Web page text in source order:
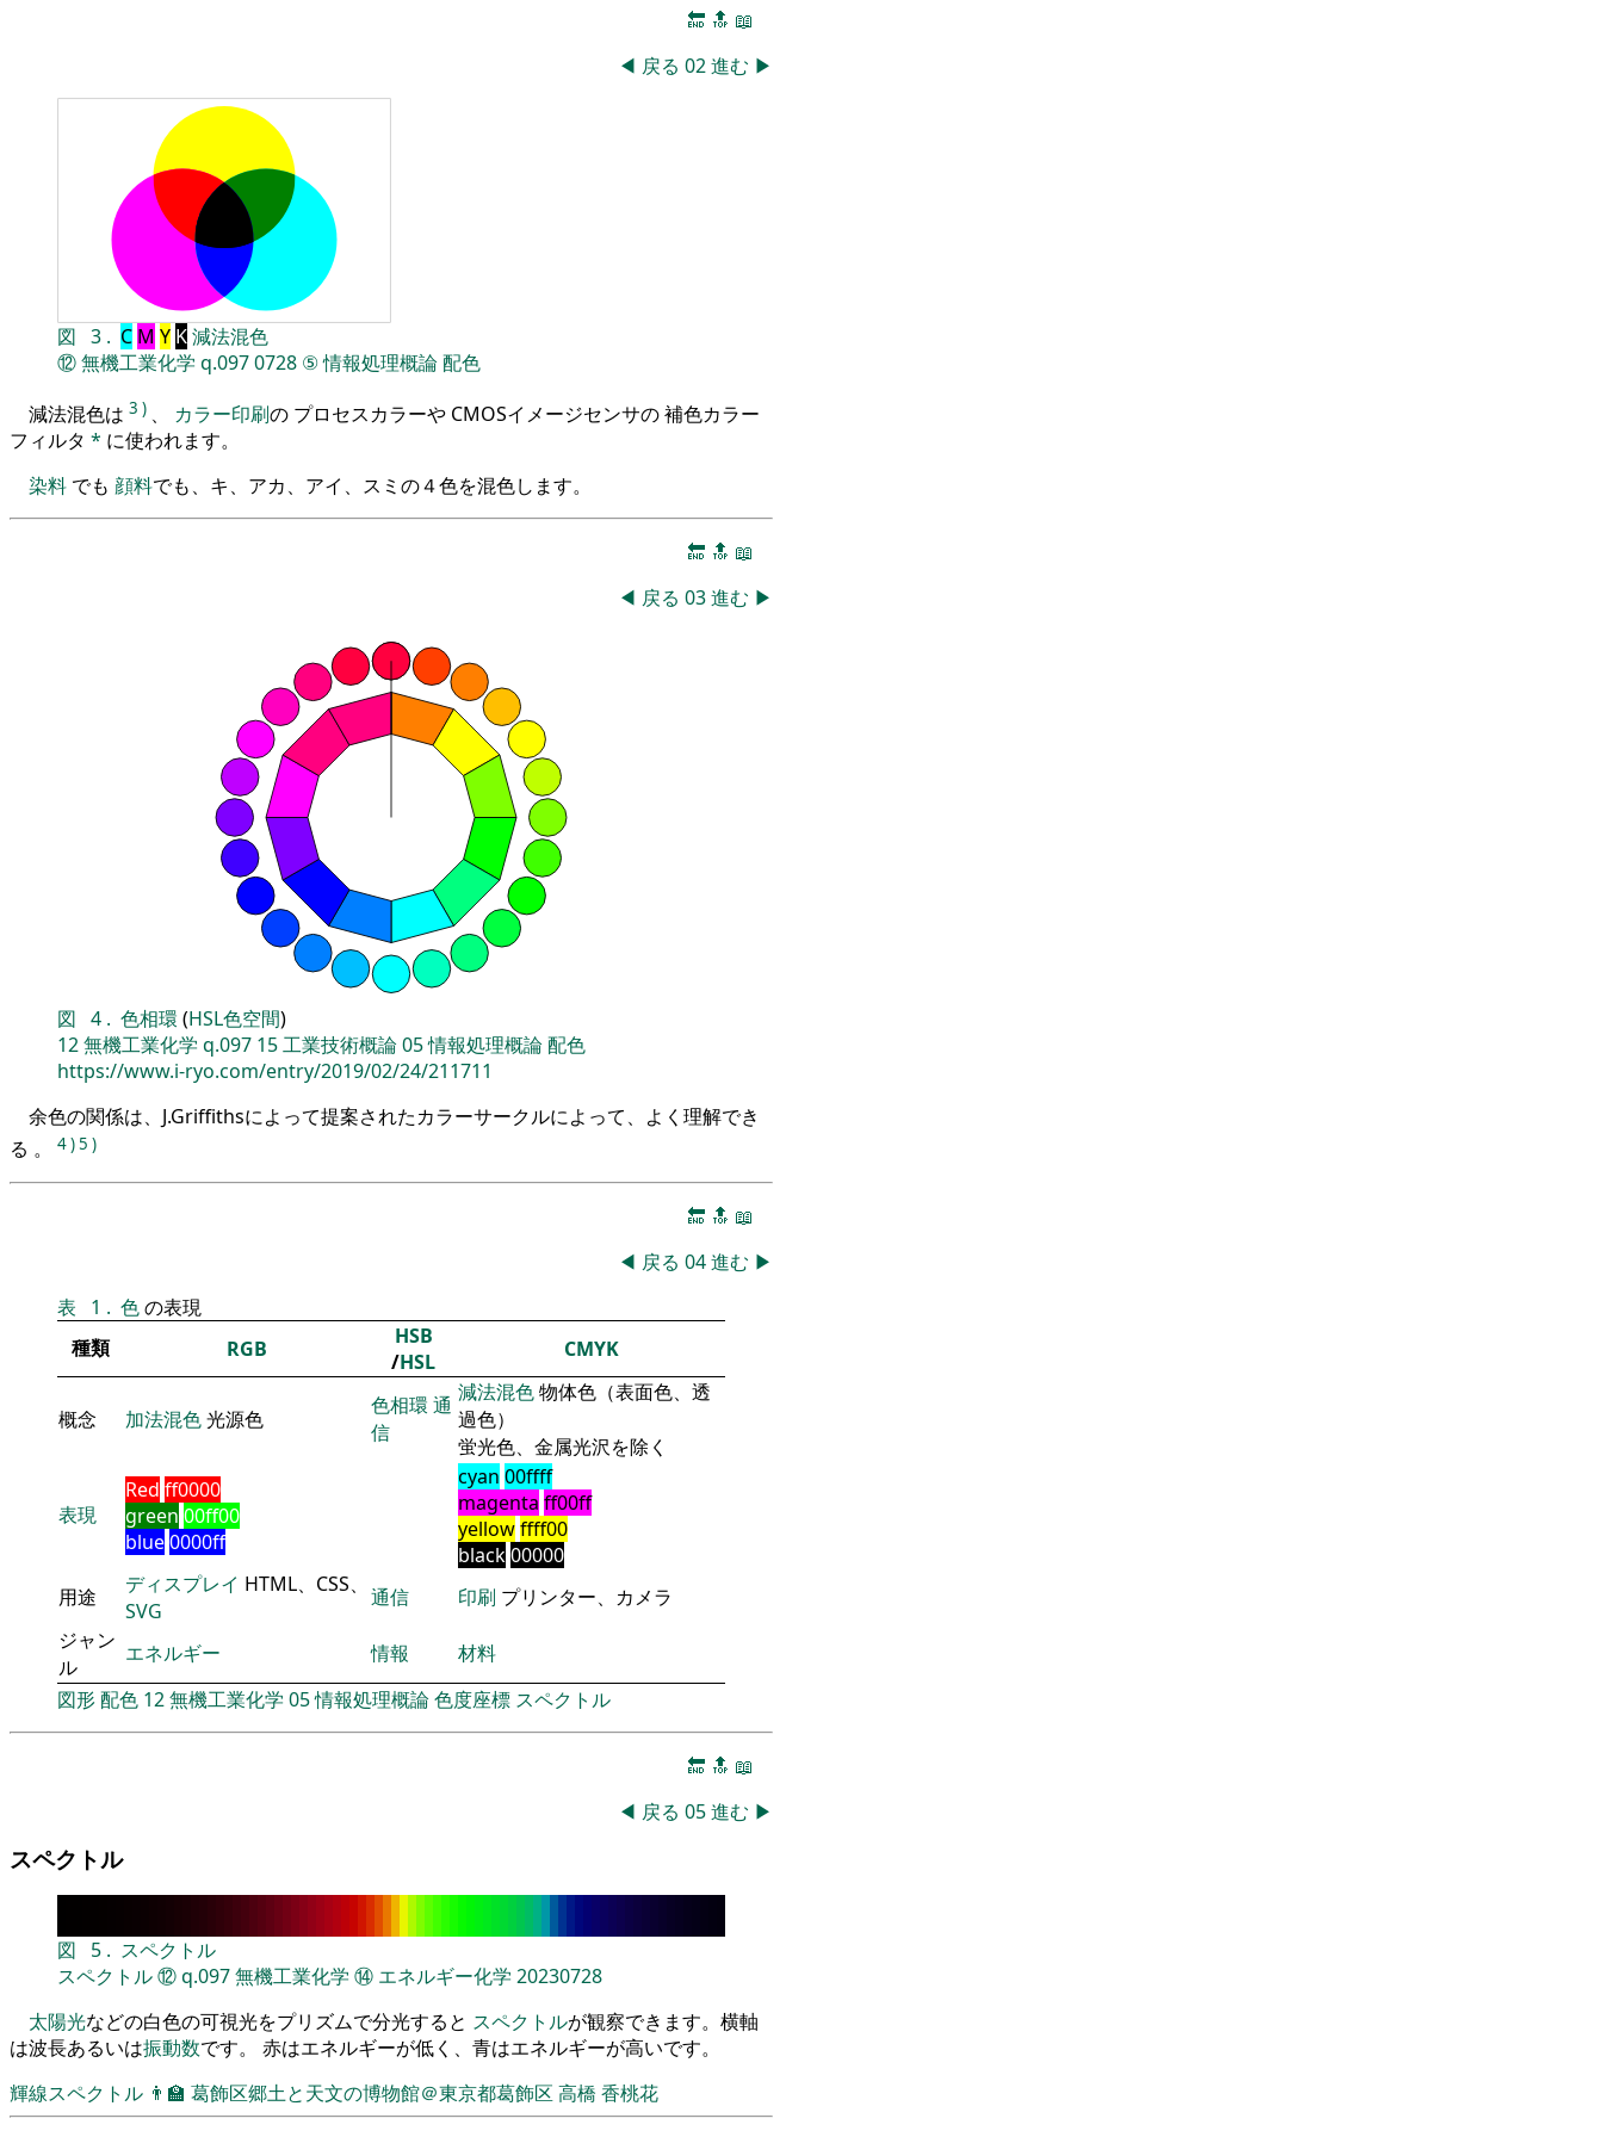
🔚 🔝 📖
◀ 戻る 02進む ▶
図 3 . C M Y K減法混色
⑫無機工業化学 q.0970728 ⑤情報処理概論配色
減法混色は 3 ) 、 カラー印刷の プロセスカラーや CMOSイメージセンサの 補色カラー
フィルタ * に使われます。
染料 でも 顔料でも、キ、アカ、アイ、スミの４色を混色します。
🔚 🔝 📖
◀ 戻る 03進む ▶
図 4 . 色相環 (HSL色空間)
12無機工業化学 q.097 15工業技術概論05情報処理概論配色
https://www.i-ryo.com/entry/2019/02/24/211711
余色の関係は、J.Griffithsによって提案されたカラーサークルによって、よく理解でき
る 。
4)5 )
🔚 🔝 📖
◀ 戻る 04進む ▶
表
1 . 色の表現
種類
RGB
HSB
/HSL CMYK
概念 加法混色光源色
色相環 通
信
減法混色物体色（表面色、透
過色）
蛍光色、金属光沢を除く
表現
Red ff0000
green 00ff00
blue0000ff
cyan 00ffff
magenta ff00ff
yellowffff00
black00000
用途
ディスプレイ HTML、CSS、
SVG
通信 印刷 プリンター、カメラ
ジャン
ル
エネルギー 情報
材料
図形配色 12無機工業化学 05情報処理概論色度座標 スペクトル
🔚 🔝 📖
◀ 戻る 05進む ▶
スペクトル
図 5 . スペクトル
スペクトル⑫q.097無機工業化学 ⑭ エネルギー化学 20230728
太陽光などの白色の可視光をプリズムで分光すると スペクトルが観察できます。横軸
は波長あるいは振動数です。 赤はエネルギーが低く、青はエネルギーが高いです。
輝線スペクトル 👨‍🏫 葛飾区郷土と天文の博物館＠東京都葛飾区 高橋 香桃花